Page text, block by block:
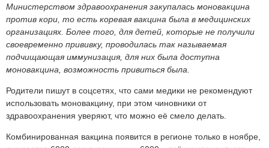
Министерством здравоохранения закупалась моновакцина
против кори, то есть коревая вакцина была в медицинских
организациях. Более того, для детей, которые не получили
своевременно прививку, проводилась так называемая
подчищающая иммунизация, для них была доступна
моновакцина, возможность привиться была.
Родители пишут в соцсетях, что сами медики не рекомендуют
использовать моновакцину, при этом чиновники от
здравоохранения уверяют, что можно её смело делать.
Комбинированная вакцина появится в регионе только в ноябре,